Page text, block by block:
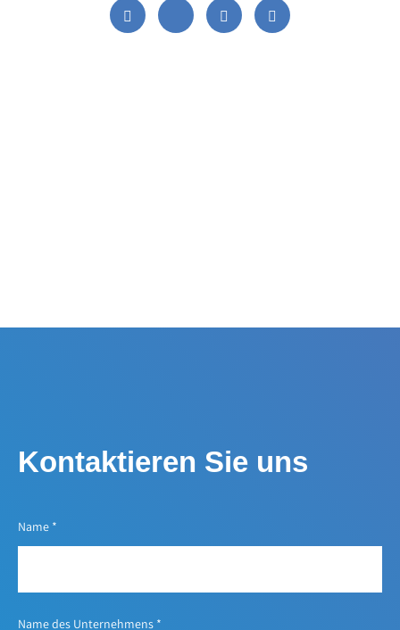
Kontaktieren Sie uns
Name *
Name des Unternehmens *